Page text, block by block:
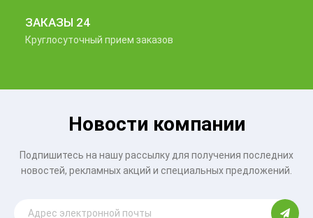
ЗАКАЗЫ 24
Круглосуточный прием заказов
Новости компании
Подпишитесь на нашу рассылку для получения последних
новостей, рекламных акций и специальных предложений.